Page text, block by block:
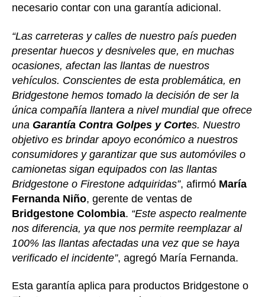
necesario contar con una garantía adicional.
“Las carreteras y calles de nuestro país pueden
presentar huecos y desniveles que, en muchas
ocasiones, afectan las llantas de nuestros
vehículos. Conscientes de esta problemática, en
Bridgestone hemos tomado la decisión de ser la
única compañía llantera a nivel mundial que ofrece
una Garantía Contra Golpes y Cortes. Nuestro
objetivo es brindar apoyo económico a nuestros
consumidores y garantizar que sus automóviles o
camionetas sigan equipados con las llantas
Bridgestone o Firestone adquiridas”, afirmó María
Fernanda Niño, gerente de ventas de
Bridgestone Colombia. “Este aspecto realmente
nos diferencia, ya que nos permite reemplazar al
100% las llantas afectadas una vez que se haya
verificado el incidente”, agregó María Fernanda.
Esta garantía aplica para productos Bridgestone o